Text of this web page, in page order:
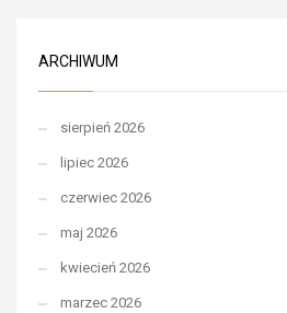
ARCHIWUM
sierpień 2026
lipiec 2026
czerwiec 2026
maj 2026
kwiecień 2026
marzec 2026